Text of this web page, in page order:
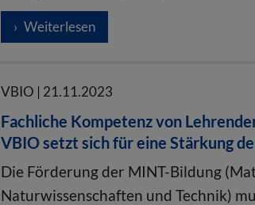
Weiterlesen
VBIO | 21.11.2023
Fachliche Kompetenz von
VBIO setzt sich für eine Stärkung
Die Förderung der MINT-Bildung
Naturwissenschaften und Technik)